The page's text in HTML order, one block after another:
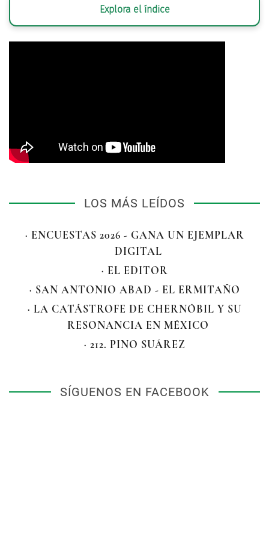
Explora el índice
LOS MÁS LEÍDOS
· ENCUESTAS 2026 - GANA UN EJEMPLAR
DIGITAL
· EL EDITOR
· SAN ANTONIO ABAD - EL ERMITAÑO
· LA CATÁSTROFE DE CHERNÓBIL Y SU
RESONANCIA EN MÉXICO
· 212. PINO SUÁREZ
SÍGUENOS EN FACEBOOK